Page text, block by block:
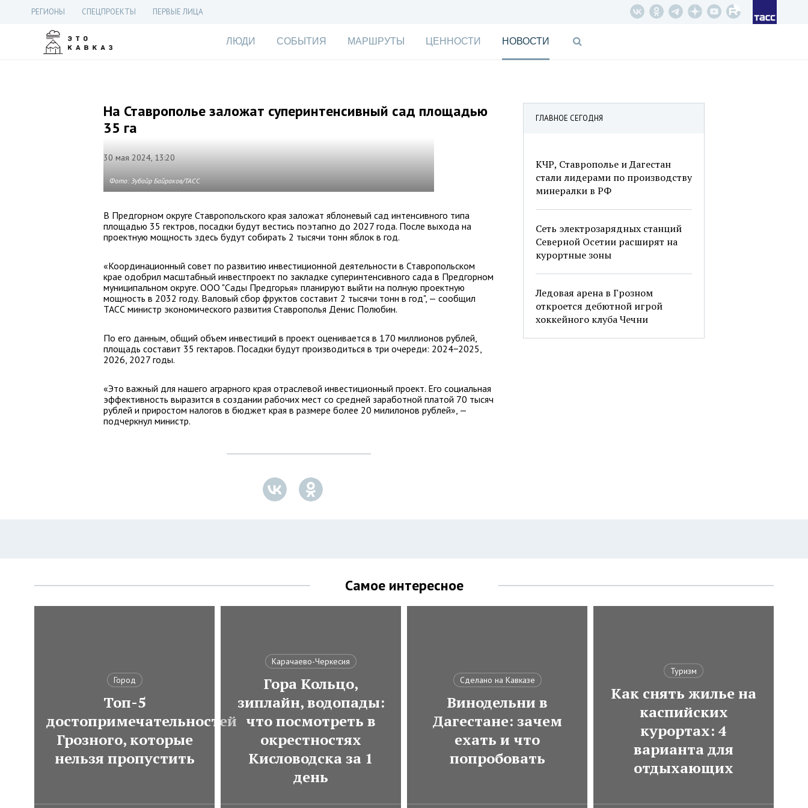
РЕГИОНЫ СПЕЦПРОЕКТЫ ПЕРВЫЕ ЛИЦА
ЛЮДИ СОБЫТИЯ МАРШРУТЫ ЦЕННОСТИ НОВОСТИ
ГЛАВНОЕ СЕГОДНЯ
КЧР, Ставрополье и Дагестан
стали лидерами по производству
минералки в РФ
Сеть электрозарядных станций
Северной Осетии расширят на
курортные зоны
Ледовая арена в Грозном
откроется дебютной игрой
хоккейного клуба Чечни
На Ставрополье заложат суперинтенсивный сад площадью
35 га
30 мая 2024, 13:20
Фото: Зубайр Байраков/ТАСС
В Предгорном округе Ставропольского края заложат яблоневый сад интенсивного типа
площадью 35 гектров, посадки будут вестись поэтапно до 2027 года. После выхода на
проектную мощность здесь будут собирать 2 тысячи тонн яблок в год.
«Координационный совет по развитию инвестиционной деятельности в Ставропольском
крае одобрил масштабный инвестпроект по закладке суперинтенсивного сада в Предгорном
муниципальном округе. ООО "Сады Предгорья» планируют выйти на полную проектную
мощность в 2032 году. Валовый сбор фруктов составит 2 тысячи тонн в год", — сообщил
ТАСС министр экономического развития Ставрополья Денис Полюбин.
По его данным, общий объем инвестиций в проект оценивается в 170 миллионов рублей,
площадь составит 35 гектаров. Посадки будут производиться в три очереди: 2024−2025,
2026, 2027 годы.
«Это важный для нашего аграрного края отраслевой инвестиционный проект. Его социальная
эффективность выразится в создании рабочих мест со средней заработной платой 70 тысяч
рублей и приростом налогов в бюджет края в размере более 20 милилонов рублей», —
подчеркнул министр.
Самое интересное
Город
Топ-5
достопримечательностей
Грозного, которые
нельзя пропустить
Карачаево-Черкесия
Гора Кольцо,
зиплайн, водопады:
что посмотреть в
окрестностях
Кисловодска за 1
день
Сделано на Кавказе
Винодельни в
Дагестане: зачем
ехать и что
попробовать
Туризм
Как снять жилье на
каспийских
курортах: 4
варианта для
отдыхающих